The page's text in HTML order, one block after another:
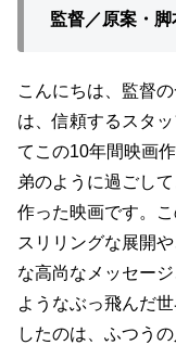
監督／原案・
こんにちは、監督
は、信頼するスタ
てこの10年間映画
弟のように過ごし
作った映画です。
スリリングな展開
な高尚なメッセー
ようなぶっ飛んだ
したのは、ふつう